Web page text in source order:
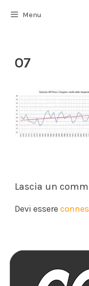
Menu
07
Lascia un
Devi essere